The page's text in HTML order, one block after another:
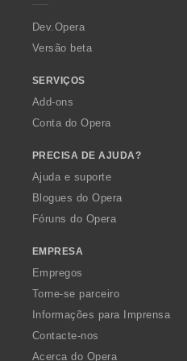
a
Dev.Opera
Versão beta
SERVIÇOS
Add-ons
Conta do Opera
PRECISA DE AJUDA?
Ajuda e suporte
Blogues do Opera
Fóruns do Opera
EMPRESA
Empregos
Torne-se parceiro
Informações para Imprensa
Contacte-nos
Acerca do Opera